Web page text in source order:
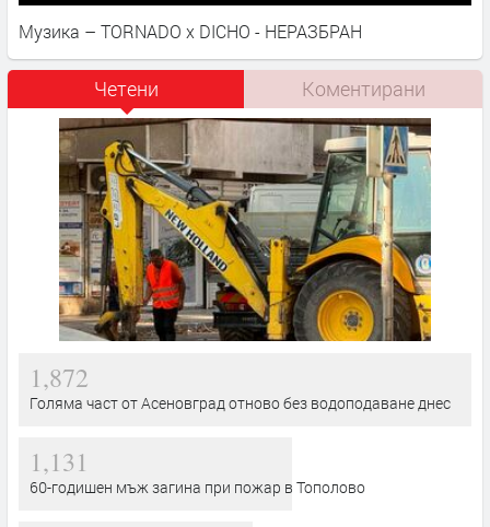
Музика – TORNADO x DICHO - НЕРАЗБРАН
Четени Коментирани
1,872
Голяма част от Асеновград отново без водоподаване днес
1,131
60-годишен мъж загина при пожар в Тополово